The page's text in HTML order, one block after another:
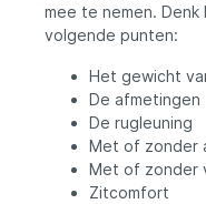
mee te nemen. Denk
volgende punten:
Het gewicht
De afmetingen
De rugleuning
Met of zonder
Met of zonder
Zitcomfort